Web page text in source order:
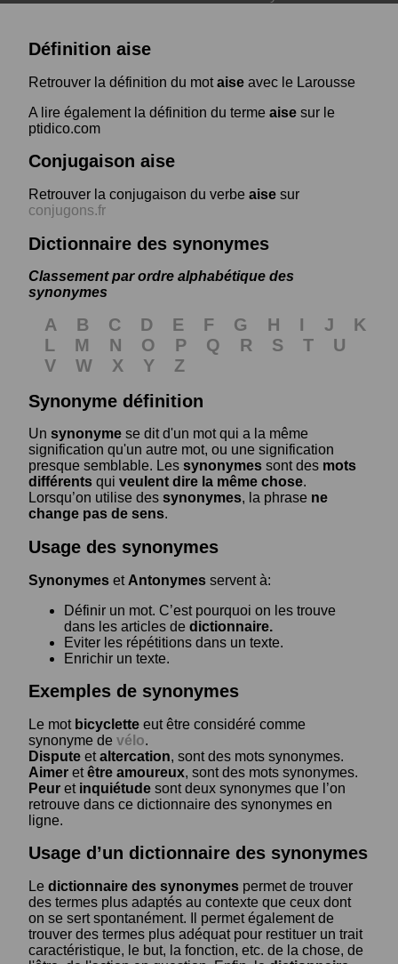
Définition aise
Retrouver la définition du motaise avec le Larousse
A lire également la définition du terme aise sur le
ptidico.com
Conjugaison aise
Retrouver la conjugaison du verbe aise sur
conjugons.fr
Dictionnaire des synonymes
Classement par ordre alphabétique des
synonymes
A B C D E F G H I J
K
L
M N O P Q R S T
U
V
W X Y
Z
Synonyme définition
Un synonyme se dit d'un mot qui a la même
signification qu'un autre mot, ou une signification
presque semblable. Les synonymes sont des mots
différents qui veulent dire la même chose.
Lorsqu’on utilise des synonymes, la phrase ne
change pas de sens.
Usage des synonymes
Synonymes et Antonymes servent à:
Définir un mot. C’est pourquoi on les trouve
dans les articles de dictionnaire.
Eviter les répétitions dans un texte.
Enrichir un texte.
Exemples de synonymes
Le mot bicyclette eut être considéré comme
synonyme de vélo.
Dispute etaltercation, sont des mots synonymes.
Aimer etêtre amoureux, sont des mots synonymes.
Peur et inquiétude sont deux synonymes que l’on
retrouve dans ce dictionnaire des synonymes en
ligne.
Usage d’un dictionnaire des synonymes
Le dictionnaire des synonymes permet de trouver
des termes plus adaptés au contexte que ceux dont
on se sert spontanément. Il permet également de
trouver des termes plus adéquat pour restituer un trait
caractéristique, le but, la fonction, etc. de la chose, de